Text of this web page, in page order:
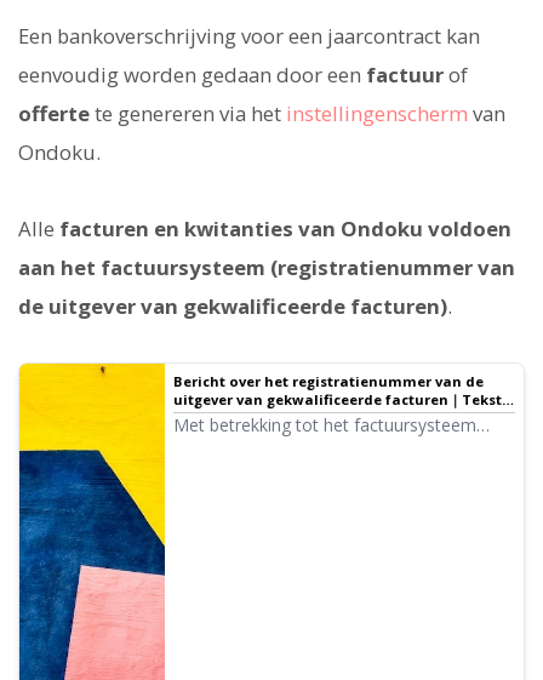
Een bankoverschrijving voor een jaarcontract kan
eenvoudig worden gedaan door een factuurof
offertete genereren via het instellingenscherm van
Ondoku.
Alle facturen en kwitanties van Ondoku voldoen
aan het factuursysteem (registratienummer van
de uitgever van gekwalificeerde facturen).
Bericht over het registratienummer van de
uitgever van gekwalificeerde facturen｜Tekst-
naar-spraak-software Ondoku
Met betrekking tot het factuursysteem